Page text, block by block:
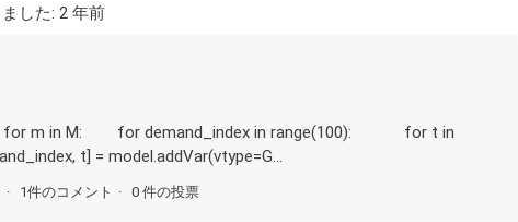
した: 2 年前
{} for m in M: for demand_index in range(100): for t in
t] = model.addVar(vtype=G...
1件のコメント 0 件の投票